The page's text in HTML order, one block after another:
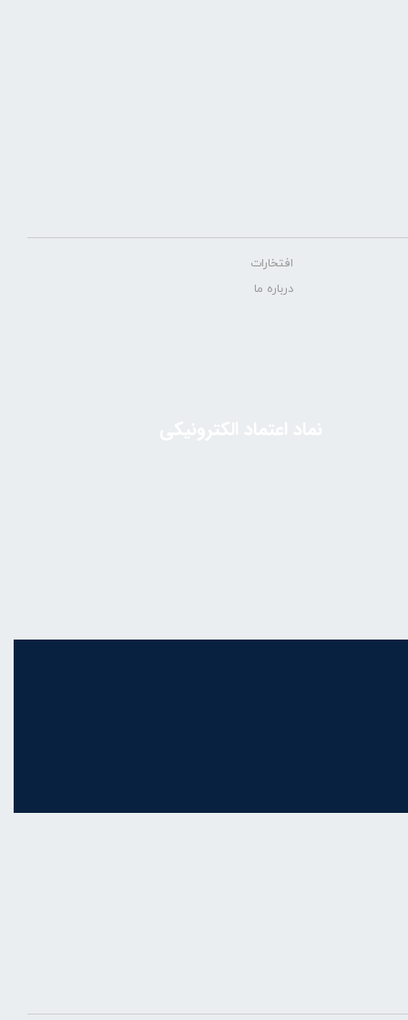
افتخارات
درباره ما